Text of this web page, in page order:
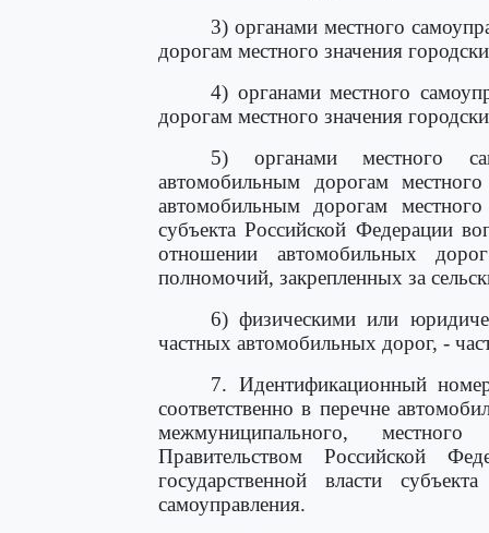
3) органами местного
дорогам местного значения
4) органами местного
дорогам местного значения
5) органами местного
автомобильным дорогам
автомобильным дорогам
субъекта Российской Федерации
отношении автомобильных
полномочий, закрепленных за
6) физическими или
частных автомобильных дорог, -
7. Идентификационный
соответственно в перечне
межмуниципального, местного
Правительством Российской
государственной власти
самоуправления.